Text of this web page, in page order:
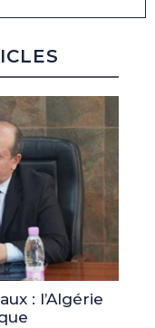
: l’Algérie